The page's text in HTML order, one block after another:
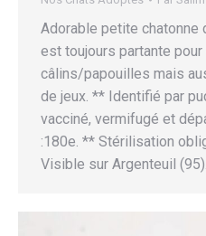
Adorable petite chatonne
est toujours partante
câlins/papouilles mais
de jeux. ** Identifié par
vacciné, vermifugé et
:180e. ** Stérilisation
Visible sur Argenteuil (95).